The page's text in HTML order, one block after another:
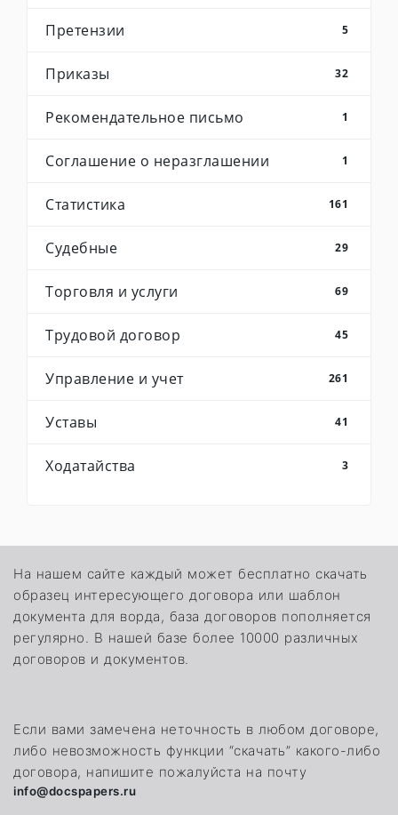
Претензии 5
Приказы 32
Рекомендательное письмо 1
Соглашение о неразглашении 1
Статистика 161
Судебные 29
Торговля и услуги 69
Трудовой договор 45
Управление и учет 261
Уставы 41
Ходатайства 3
На нашем сайте каждый может бесплатно скачать
образец интересующего договора или шаблон
документа для ворда, база договоров пополняется
регулярно. В нашей базе более 10000 различных
договоров и документов.
Если вами замечена неточность в любом договоре,
либо невозможность функции “скачать” какого-либо
договора, напишите пожалуйста на почту
info@docspapers.ru